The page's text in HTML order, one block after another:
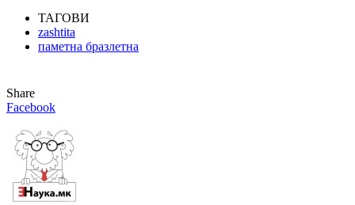
ТАГОВИ
zashtita
паметна бразлетна
Share
Facebook